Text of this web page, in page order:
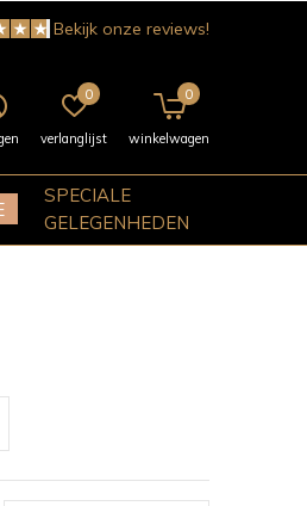
SPECIALE
GELEGENHEDEN
verlanglijst
0
winkelwagen
0
Bekijk onze reviews!